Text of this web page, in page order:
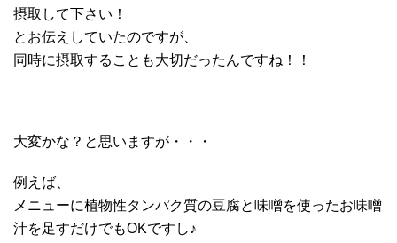
摂取して下さい！
とお伝えしていたのですが、
同時に摂取することも大切だったんですね！！
大変かな？と思いますが・・・
例えば、
メニューに植物性タンパク質の豆腐と味噌を使ったお味噌
汁を足すだけでもOKですし♪